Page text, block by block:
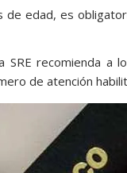
de edad, es
SRE recomienda a
de atención